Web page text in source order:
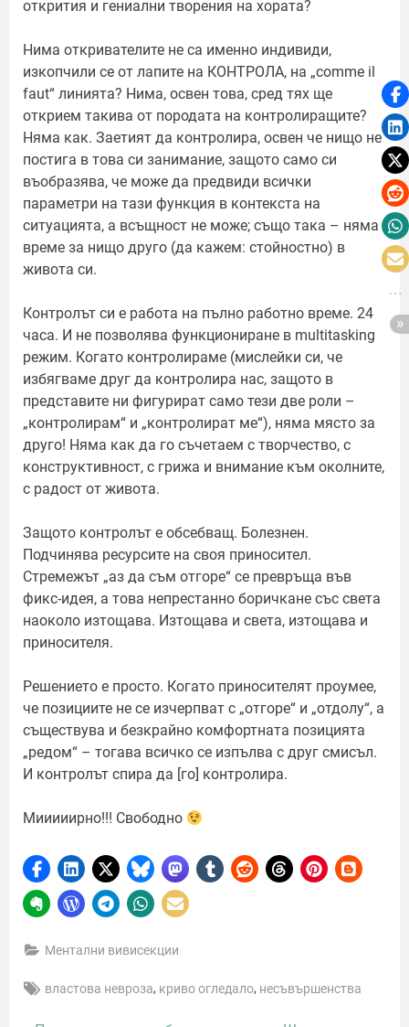
открития и гениални творения на хората?
Нима откривателите не са именно индивиди,
изкопчили се от лапите на КОНТРОЛА, на „comme il
faut“ линията? Нима, освен това, сред тях ще
открием такива от породата на контролиращите?
Няма как. Заетият да контролира, освен че нищо не
постига в това си занимание, защото само си
въобразява, че може да предвиди всички
параметри на тази функция в контекста на
ситуацията, а всъщност не може; също така – няма
време за нищо друго (да кажем: стойностно) в
живота си.
Контролът си е работа на пълно работно време. 24
часа. И не позволява функциониране в multitasking
режим. Когато контролираме (мислейки си, че
избягваме друг да контролира нас, защото в
представите ни фигурират само тези две роли –
„контролирам“ и „контролират ме“), няма място за
друго! Няма как да го съчетаем с творчество, с
конструктивност, с грижа и внимание към околните,
с радост от живота.
Защото контролът е обсебващ. Болезнен.
Подчинява ресурсите на своя приносител.
Стремежът „аз да съм отгоре“ се превръща във
фикс-идея, а това непрестанно боричкане със света
наоколо изтощава. Изтощава и света, изтощава и
приносителя.
Решението е просто. Когато приносителят проумее,
че позициите не се изчерпват с „отгоре“ и „отдолу“, а
съществува и безкрайно комфортната позицията
„редом“ – тогава всичко се изпълва с друг смисъл.
И контролът спира да [го] контролира.
Мииииирно!!! Свободно
Ментални вивисекции
Tags:
властова невроза, криво огледало, несъвършенства